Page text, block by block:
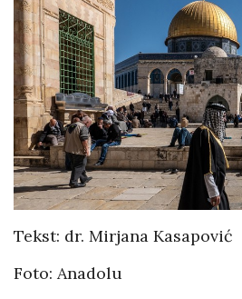
Tekst: dr. Mirjana Kasapović
Foto: Anadolu